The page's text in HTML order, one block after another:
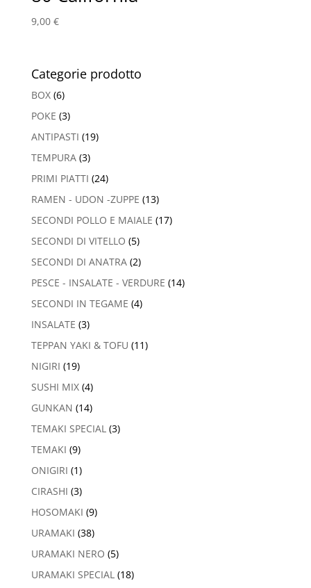
9,00 €
Categorie prodotto
BOX (6)
POKE (3)
ANTIPASTI (19)
TEMPURA (3)
PRIMI PIATTI (24)
RAMEN - UDON -ZUPPE (13)
SECONDI POLLO E MAIALE (17)
SECONDI DI VITELLO (5)
SECONDI DI ANATRA (2)
PESCE - INSALATE - VERDURE (14)
SECONDI IN TEGAME (4)
INSALATE (3)
TEPPAN YAKI & TOFU (11)
NIGIRI (19)
SUSHI MIX (4)
GUNKAN (14)
TEMAKI SPECIAL (3)
TEMAKI (9)
ONIGIRI (1)
CIRASHI (3)
HOSOMAKI (9)
URAMAKI (38)
URAMAKI NERO (5)
URAMAKI SPECIAL (18)